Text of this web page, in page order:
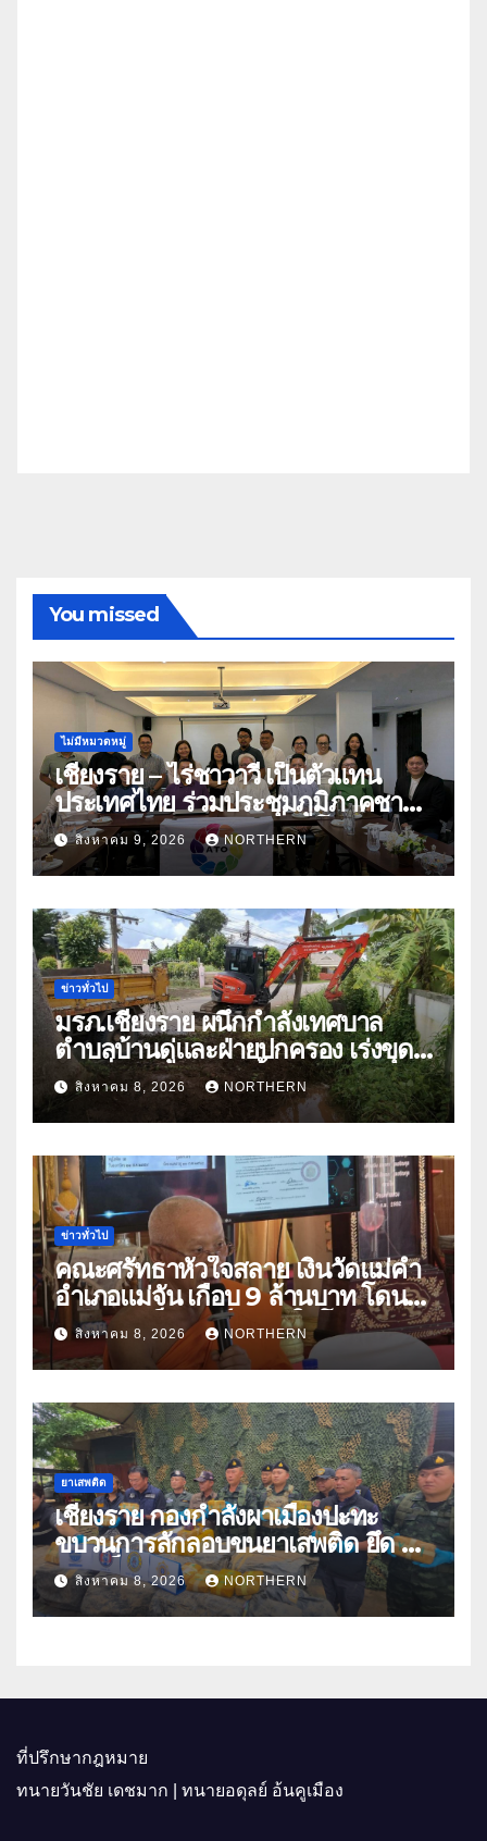
You missed
ไม่มีหมวดหมู่
เชียงราย – ไร่ชาวาวี เป็นตัวแทน
ประเทศไทย ร่วมประชุมภูมิภาคชา
อาเซียน ATO 2026 ที่อินโดนีเซีย
หารืออนาคตอุตสาหกรรมชา
ท่ามกลางความท้าทายโลก
สิงหาคม 9, 2026 NORTHERN
ข่าวทั่วไป
มรภ.เชียงราย ผนึกกำลังเทศบาล
ตำบลบ้านดู่และฝ่ายปกครอง เร่งขุด
ลอกสิ่งกีดขวางทางน้ำ ป้องกันและลด
ปัญหาน้ำท่วม
สิงหาคม 8, 2026 NORTHERN
ข่าวทั่วไป
คณะศรัทธาหัวใจสลาย เงินวัดแม่คำ
อำเภอแม่จัน เกือบ 9 ล้านบาท โดน
แก๊งคอลเซ็นเตอร์หลอกให้โอนข้าม
ปีกว่า 66 บัญชี
สิงหาคม 8, 2026 NORTHERN
ยาเสพติด
เชียงราย กองกำลังผาเมืองปะทะ
ขบวนการลักลอบขนยาเสพติด ยึด 2
ล้านเม็ด
สิงหาคม 8, 2026 NORTHERN
ที่ปรึกษากฎหมาย
ทนายวันชัย เดชมาก | ทนายอดุลย์ อ้นคูเมือง